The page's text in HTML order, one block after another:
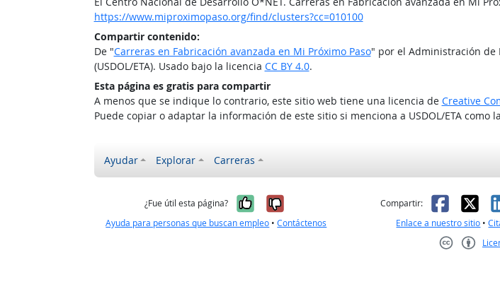
https://www.miproximopaso.org/find/clusters?cc=010100
Compartir contenido:
De "Carreras en Fabricación avanzada en Mi Próximo Paso" por el Administración de
(USDOL/ETA). Usado bajo la licencia CC BY 4.0.
Esta página es gratis para compartir
A menos que se indique lo contrario, este sitio web tiene una licencia de Creative
Puede copiar o adaptar la información de este sitio si menciona a USDOL/ETA como
Ayudar Explorar Carreras
¿Fue útil esta página? Sí, fue útil
No, no fue útil
Ayuda para personas que buscan empleo •Contáctenos
Compartir: X
Enlace a nuestro sitio •